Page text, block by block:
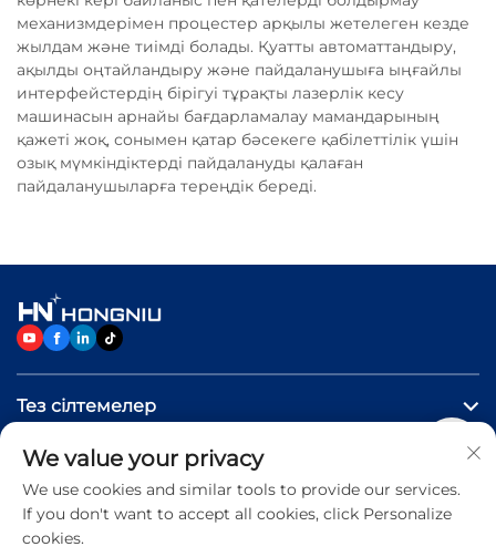
механизмдерімен процестер арқылы жетелеген кезде
жылдам және тиімді болады. Қуатты автоматтандыру,
ақылды оңтайландыру және пайдаланушыға ыңғайлы
интерфейстердің бірігуі тұрақты лазерлік кесу
машинасын арнайы бағдарламалау мамандарының
қажеті жоқ, сонымен қатар бәсекеге қабілеттілік үшін
озық мүмкіндіктерді пайдалануды қалаған
пайдаланушыларға тереңдік береді.
Тез сілтемелер
Өнімдер
Бізге хабарласыңыз
We value your privacy
We use cookies and similar tools to provide our services.
If you don't want to accept all cookies, click Personalize
cookies.